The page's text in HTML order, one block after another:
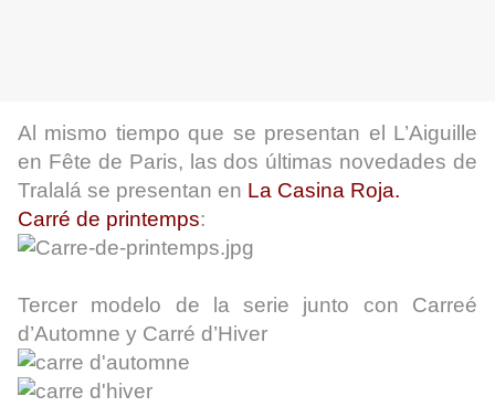
Al mismo tiempo que se presentan el L’Aiguille
en Fête de Paris, las dos últimas novedades de
Tralalá se presentan en La Casina Roja.
Carré de printemps:
Tercer modelo de la serie junto con Carreé
d’Automne y Carré d’Hiver